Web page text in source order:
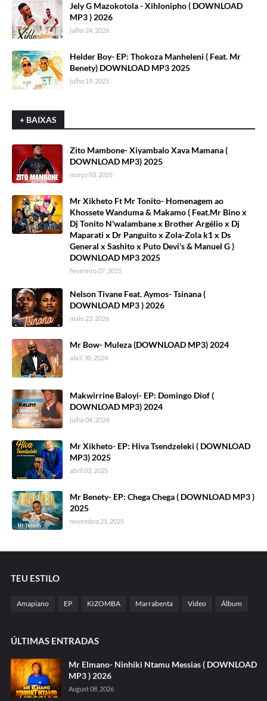
Jely G Mazokotola - Xihlonipho ( DOWNLOAD
MP3 ) 2026
julho 24, 2026
Helder Boy- EP: Thokoza Manheleni ( Feat. Mr
Benety) DOWNLOAD MP3 2025
julho 19, 2025
+ BAIXAS
Zito Mambone- Xiyambalo Xava Mamana (
DOWNLOAD MP3) 2025
março 03, 2025
Mr Xikheto Ft Mr Tonito- Homenagem ao
Khossete Wanduma & Makamo ( Feat.Mr Bino x
Dj Tonito N'walambane x Brother Argélio x Dj
Maparati x Dr Panguito x Zola-Zola k1 x Ds
General x Sashito x Puto Devi's & Manuel G )
DOWNLOAD MP3 2025
fevereiro 07, 2025
Nelson Tivane Feat. Aymos- Tsinana (
DOWNLOAD MP3 ) 2026
maio 22, 2026
Mr Bow- Muleza (DOWNLOAD MP3) 2024
abril 30, 2024
Makwirrine Baloyi- EP: Domingo Diof (
DOWNLOAD MP3) 2024
julho 04, 2024
Mr Xikheto- EP: Hiva Tsendzeleki ( DOWNLOAD
MP3) 2025
abril 03, 2025
Mr Benety- EP: Chega Chega ( DOWNLOAD MP3 )
2025
novembro 21, 2025
TEU ESTILO
Amapiano EP KIZOMBA Marrabenta Video Álbum
ÚLTIMAS ENTRADAS
Mr Elmano- Ninhiki Ntamu Messias ( DOWNLOAD
MP3 ) 2026
August 08, 2026